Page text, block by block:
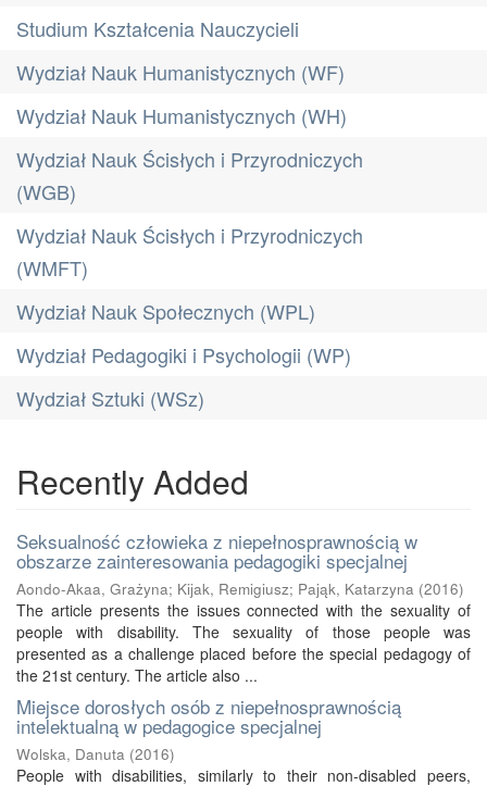
Studium Kształcenia Nauczycieli
Wydział Nauk Humanistycznych (WF)
Wydział Nauk Humanistycznych (WH)
Wydział Nauk Ścisłych i Przyrodniczych
(WGB)
Wydział Nauk Ścisłych i Przyrodniczych
(WMFT)
Wydział Nauk Społecznych (WPL)
Wydział Pedagogiki i Psychologii (WP)
Wydział Sztuki (WSz)
Recently Added
Seksualność człowieka z niepełnosprawnością w
obszarze zainteresowania pedagogiki specjalnej
Aondo-Akaa, Grażyna; Kijak, Remigiusz; Pająk, Katarzyna (2016)
The article presents the issues connected with the sexuality of
people with disability. The sexuality of those people was
presented as a challenge placed before the special pedagogy of
the 21st century. The article also ...
Miejsce dorosłych osób z niepełnosprawnością
intelektualną w pedagogice specjalnej
Wolska, Danuta (2016)
People with disabilities, similarly to their non-disabled peers,